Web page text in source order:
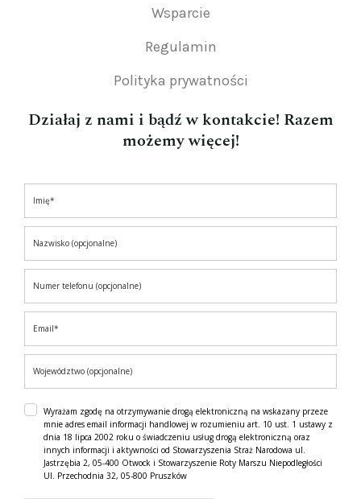
Wsparcie
Regulamin
Polityka prywatności
Działaj z nami i bądź w kontakcie! Razem
możemy więcej!
Wyrażam zgodę na otrzymywanie drogą elektroniczną na wskazany przeze
mnie adres email informacji handlowej w rozumieniu art. 10 ust. 1 ustawy z
dnia 18 lipca 2002 roku o świadczeniu usług drogą elektroniczną oraz
innych informacji i aktywności od Stowarzyszenia Straż Narodowa ul.
Jastrzębia 2, 05-400 Otwock i Stowarzyszenie Roty Marszu Niepodległości
Ul. Przechodnia 32, 05-800 Pruszków